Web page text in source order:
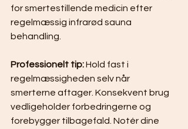
for smertestillende medicin efter
regelmæssig infrarød sauna
behandling.
Professionelt tip: Hold fast i
regelmæssigheden selv når
smerterne aftager. Konsekvent brug
vedligeholder forbedringerne og
forebygger tilbagefald. Notér dine